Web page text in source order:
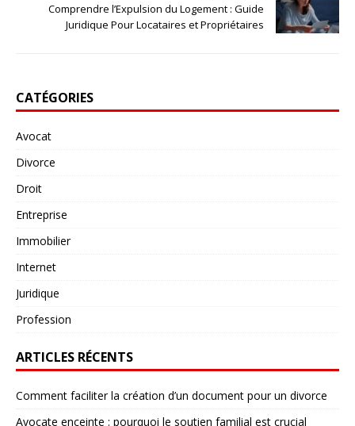
Comprendre l’Expulsion du Logement : Guide
Juridique Pour Locataires et Propriétaires
CATÉGORIES
Avocat
Divorce
Droit
Entreprise
Immobilier
Internet
Juridique
Profession
ARTICLES RÉCENTS
Comment faciliter la création d’un document pour un divorce
Avocate enceinte : pourquoi le soutien familial est crucial